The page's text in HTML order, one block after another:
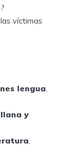
víctimas
lengua,
y
,